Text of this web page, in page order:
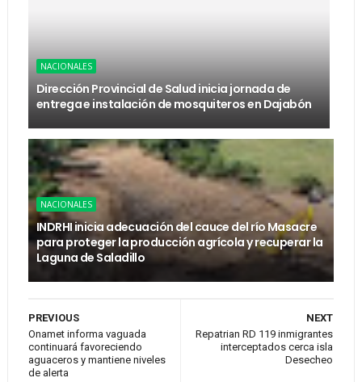
NACIONALES
Dirección Provincial de Salud inicia jornada de
entrega e instalación de mosquiteros en Dajabón
NACIONALES
INDRHI inicia adecuación del cauce del río Masacre
para proteger la producción agrícola y recuperar la
Laguna de Saladillo
NEXT
Repatrian RD 119 inmigrantes
interceptados cerca isla
Desecheo
PREVIOUS
Onamet informa vaguada
continuará favoreciendo
aguaceros y mantiene niveles
de alerta